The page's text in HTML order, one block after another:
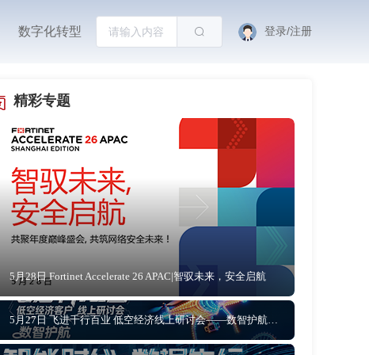
数字化转型 登录/注册
精彩专题
5月28日 Fortinet Accelerate 26 APAC|智驭未来，安全启航
5月27日 飞进千行百业 低空经济线上研讨会——数智护航 让低空文旅从“网红”到“长红”